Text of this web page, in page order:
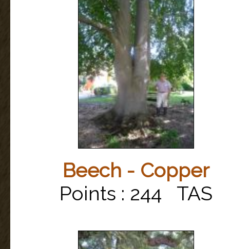
Beech - Copper
Points : 244 TAS